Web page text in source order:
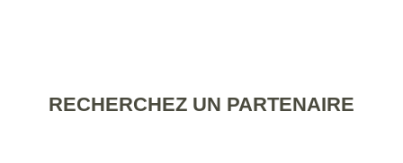
RECHERCHEZ UN PARTENAIRE